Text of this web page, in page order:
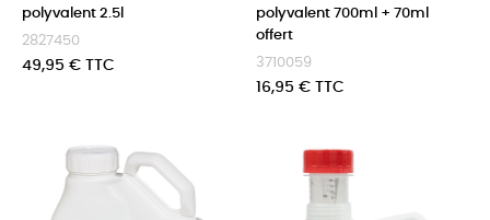
polyvalent 2.5l
2827450
Prix
49,95 € TTC
polyvalent 700ml + 70ml
offert
3710059
Prix
16,95 € TTC